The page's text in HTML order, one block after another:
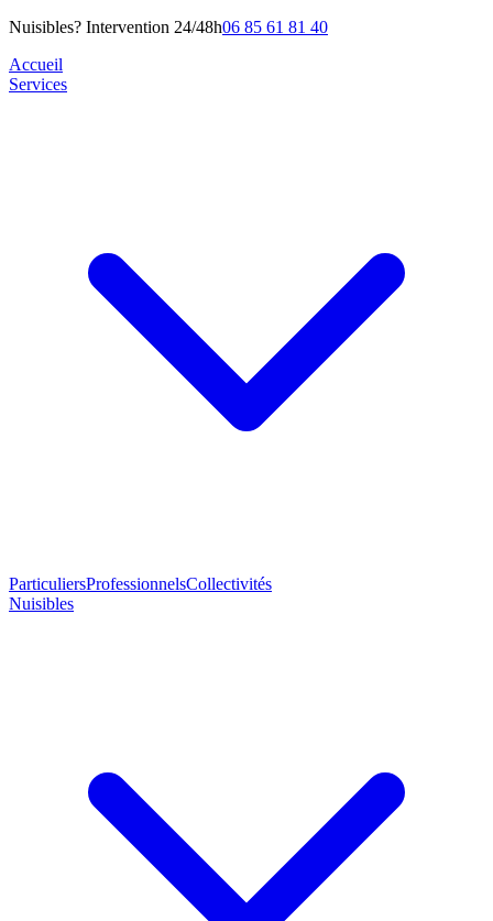
Nuisibles? Intervention 24/48h06 85 61 81 40
Accueil
Services
ParticuliersProfessionnelsCollectivités
Nuisibles